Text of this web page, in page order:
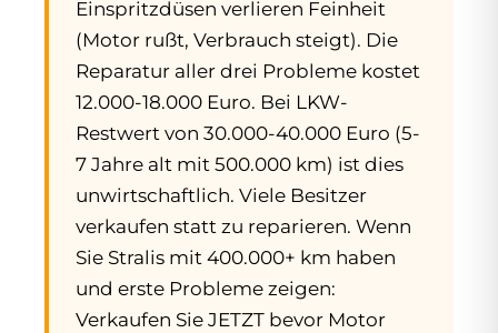
Einspritzdüsen verlieren Feinheit
(Motor rußt, Verbrauch steigt). Die
Reparatur aller drei Probleme kostet
12.000-18.000 Euro. Bei LKW-
Restwert von 30.000-40.000 Euro (5-
7 Jahre alt mit 500.000 km) ist dies
unwirtschaftlich. Viele Besitzer
verkaufen statt zu reparieren. Wenn
Sie Stralis mit 400.000+ km haben
und erste Probleme zeigen:
Verkaufen Sie JETZT bevor Motor